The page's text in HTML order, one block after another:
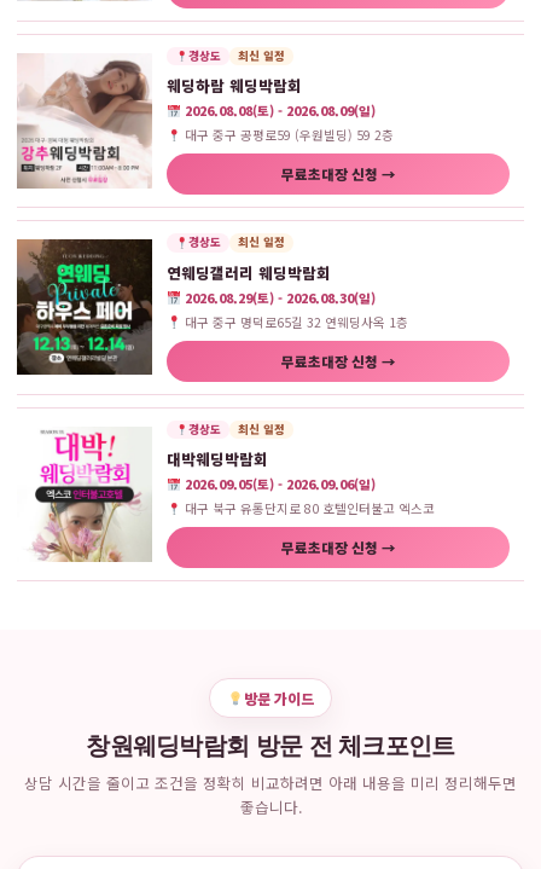
경상도 최신 일정
웨딩하람 웨딩박람회
2026.08.08(토) - 2026.08.09(일)
대구 중구 공평로59 (우원빌딩) 59 2층
무료초대장 신청 →
경상도 최신 일정
연웨딩갤러리 웨딩박람회
2026.08.29(토) - 2026.08.30(일)
대구 중구 명덕로65길 32 연웨딩사옥 1층
무료초대장 신청 →
경상도 최신 일정
대박웨딩박람회
2026.09.05(토) - 2026.09.06(일)
대구 북구 유통단지로 80 호텔인터불고 엑스코
무료초대장 신청 →
방문 가이드
창원웨딩박람회 방문 전 체크포인트
상담 시간을 줄이고 조건을 정확히 비교하려면 아래 내용을 미리 정리해두면
좋습니다.